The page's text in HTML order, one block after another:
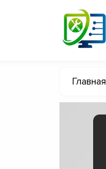
Главная